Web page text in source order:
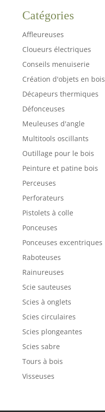
Catégories
Affleureuses
Cloueurs électriques
Conseils menuiserie
Création d'objets en bois
Décapeurs thermiques
Défonceuses
Meuleuses d'angle
Multitools oscillants
Outillage pour le bois
Peinture et patine bois
Perceuses
Perforateurs
Pistolets à colle
Ponceuses
Ponceuses excentriques
Raboteuses
Rainureuses
Scie sauteuses
Scies à onglets
Scies circulaires
Scies plongeantes
Scies sabre
Tours à bois
Visseuses